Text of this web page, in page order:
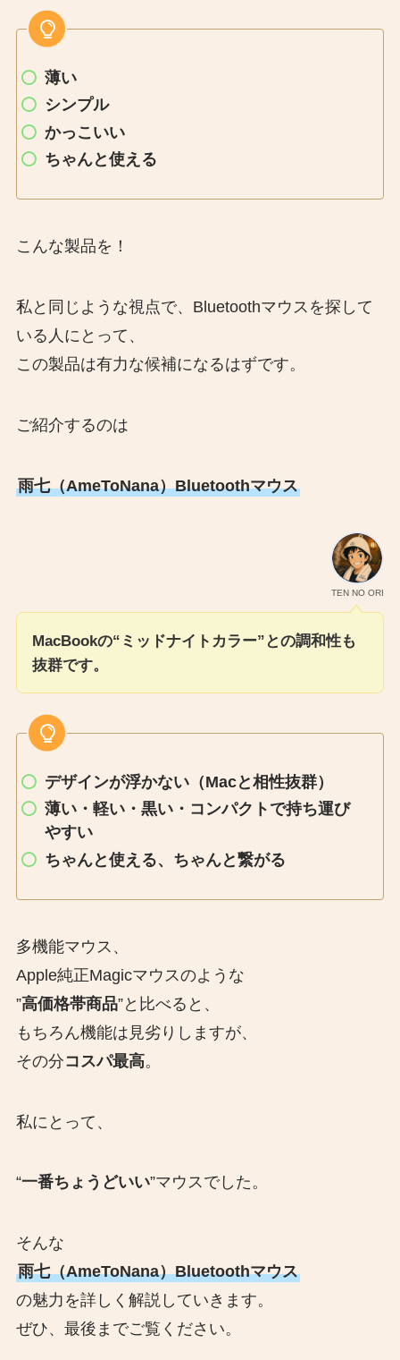
薄い
シンプル
かっこいい
ちゃんと使える
こんな製品を！
私と同じような視点で、Bluetoothマウスを探して
いる人にとって、
この製品は有力な候補になるはずです。
ご紹介するのは
雨七（AmeToNana）Bluetoothマウス
TEN NO ORI
MacBookの“ミッドナイトカラー”との調和性も
抜群です。
デザインが浮かない（Macと相性抜群）
薄い・軽い・黒い・コンパクトで持ち運び
やすい
ちゃんと使える、ちゃんと繋がる
多機能マウス、
Apple純正Magicマウスのような
”高価格帯商品”と比べると、
もちろん機能は見劣りしますが、
その分コスパ最高。
私にとって、
“一番ちょうどいい”マウスでした。
そんな
雨七（AmeToNana）Bluetoothマウス
の魅力を詳しく解説していきます。
ぜひ、最後までご覧ください。